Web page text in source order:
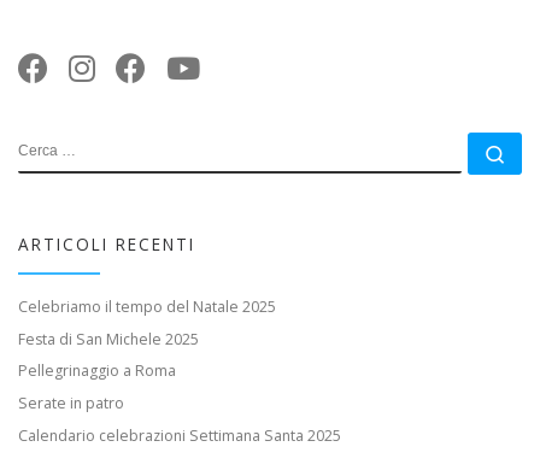
CERCA
ARTICOLI RECENTI
Celebriamo il tempo del Natale 2025
Festa di San Michele 2025
Pellegrinaggio a Roma
Serate in patro
Calendario celebrazioni Settimana Santa 2025